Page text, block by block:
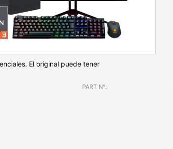
El original puede tener
PART N°: